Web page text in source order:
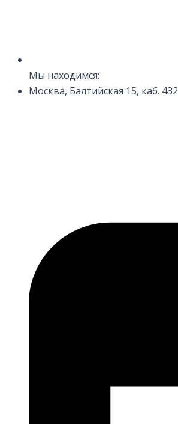
Мы находимся:
Москва, Балтийская 15, каб. 432